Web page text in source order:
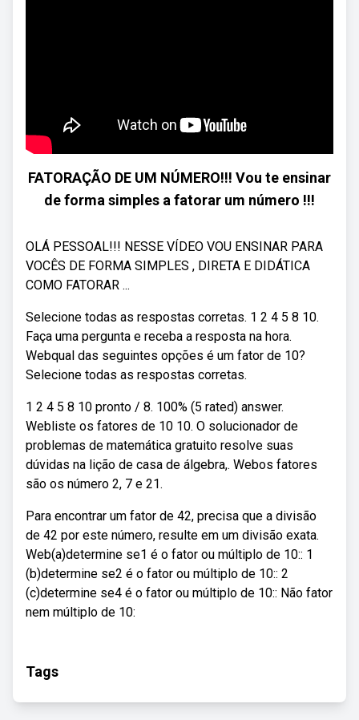
FATORAÇÃO DE UM NÚMERO!!! Vou te ensinar
de forma simples a fatorar um número !!!
OLÁ PESSOAL!!! NESSE VÍDEO VOU ENSINAR PARA
VOCÊS DE FORMA SIMPLES , DIRETA E DIDÁTICA
COMO FATORAR ...
Selecione todas as respostas corretas. 1 2 4 5 8 10.
Faça uma pergunta e receba a resposta na hora.
Webqual das seguintes opções é um fator de 10?
Selecione todas as respostas corretas.
1 2 4 5 8 10 pronto / 8. 100% (5 rated) answer.
Webliste os fatores de 10 10. O solucionador de
problemas de matemática gratuito resolve suas
dúvidas na lição de casa de álgebra,. Webos fatores
são os número 2, 7 e 21.
Para encontrar um fator de 42, precisa que a divisão
de 42 por este número, resulte em um divisão exata.
Web(a)determine se1 é o fator ou múltiplo de 10:: 1
(b)determine se2 é o fator ou múltiplo de 10:: 2
(c)determine se4 é o fator ou múltiplo de 10:: Não fator
nem múltiplo de 10:
Tags